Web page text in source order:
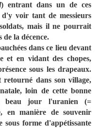
) entrant dans un de ces
voir tant de messieurs
mais il ne pourrait
de la décence.
dans ce lieu devant
et en vidant des chopes,
sous les drapeaux.
retourné dans son village,
loin de cette bonne
beau jour l'uranien (=
en manière de souvenir
forme d'appétissante